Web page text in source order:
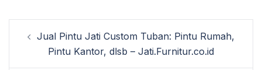
Post
navigation
Jual Pintu Jati Custom Tuban: Pintu Rumah,
Pintu Kantor, dlsb – Jati.Furnitur.co.id